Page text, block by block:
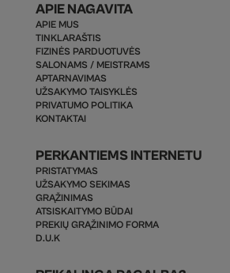
APIE NAGAVITA
APIE MUS
TINKLARAŠTIS
FIZINĖS PARDUOTUVĖS
SALONAMS / MEISTRAMS
APTARNAVIMAS
UŽSAKYMO TAISYKLĖS
PRIVATUMO POLITIKA
KONTAKTAI
PERKANTIEMS INTERNETU
PRISTATYMAS
UŽSAKYMO SEKIMAS
GRĄŽINIMAS
ATSISKAITYMO BŪDAI
PREKIŲ GRĄŽINIMO FORMA
D.U.K